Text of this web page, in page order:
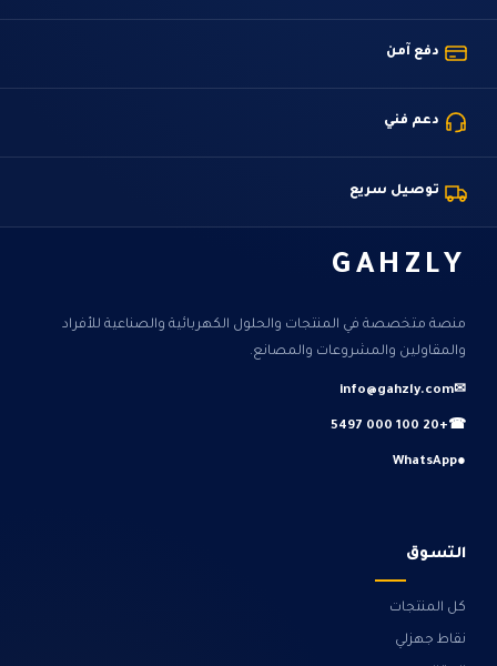
دفع آمن
دعم فني
توصيل سريع
GAHZLY
منصة متخصصة في المنتجات والحلول الكهربائية والصناعية للأفراد
والمقاولين والمشروعات والمصانع.
✉
info@gahzly.com
☎
+20 100 000 5497
●
WhatsApp
التسوق
كل المنتجات
نقاط جهزلي